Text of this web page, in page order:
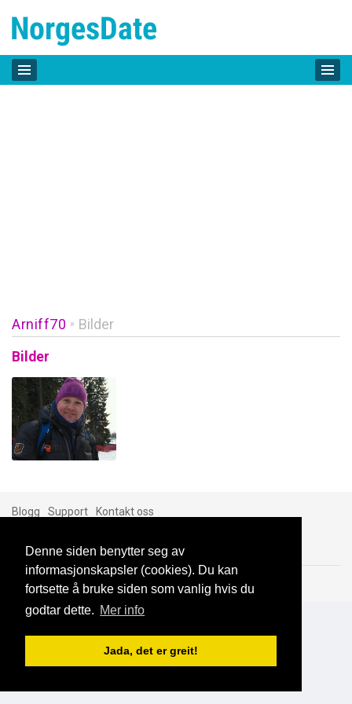
Denne siden benytter seg av
informasjonskapsler (cookies). Du kan
fortsette å bruke siden som vanlig hvis du
godtar dette. Mer info
Jada, det er greit!
Arniff70 » Bilder
Bilder
Blogg Support Kontakt oss
Brukeravtale Personvern © 2023 NorgesDate